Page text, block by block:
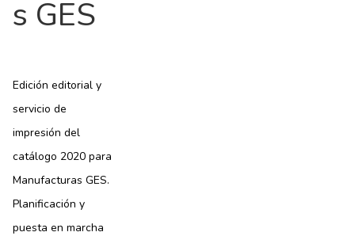
s GES
Edición editorial y
servicio de
impresión del
catálogo 2020 para
Manufacturas GES.
Planificación y
puesta en marcha